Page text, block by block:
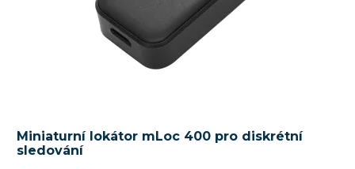
Miniaturní lokátor mLoc 400 pro diskrétní
sledování
hodnocení